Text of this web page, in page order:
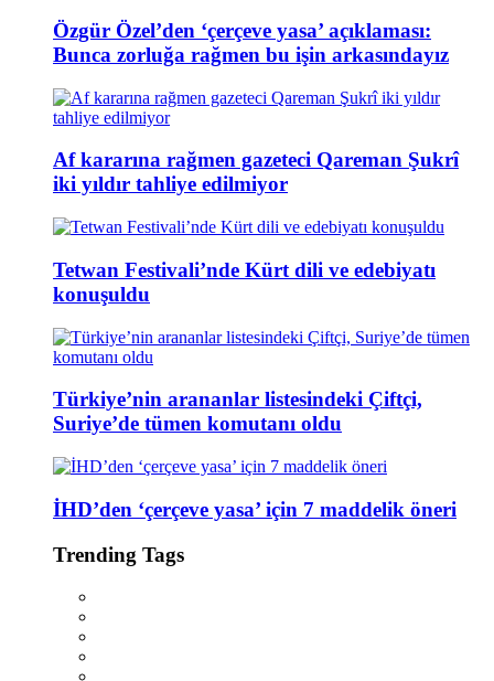
Özgür Özel’den ‘çerçeve yasa’ açıklaması:
Bunca zorluğa rağmen bu işin arkasındayız
Af kararına rağmen gazeteci Qareman Şukrî
iki yıldır tahliye edilmiyor
Tetwan Festivali’nde Kürt dili ve edebiyatı
konuşuldu
Türkiye’nin arananlar listesindeki Çiftçi,
Suriye’de tümen komutanı oldu
İHD’den ‘çerçeve yasa’ için 7 maddelik öneri
Trending Tags